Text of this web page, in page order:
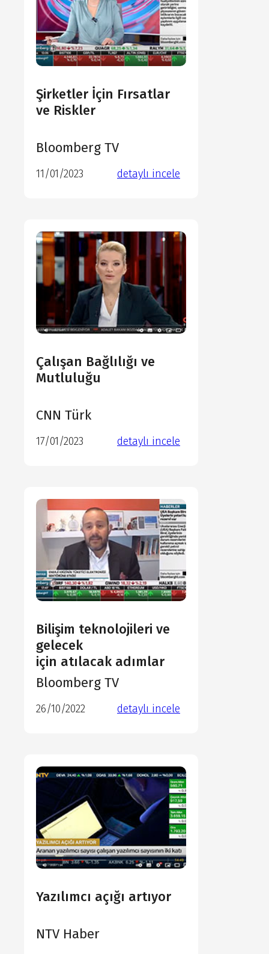
Şirketler İçin Fırsatlar
ve Riskler
Bloomberg TV
11/01/2023 detaylı incele
Çalışan Bağlılığı ve
Mutluluğu
CNN Türk
17/01/2023 detaylı incele
Bilişim teknolojileri ve
gelecek
için atılacak adımlar
Bloomberg TV
26/10/2022 detaylı incele
Yazılımcı açığı artıyor
NTV Haber
detaylı incele
detaylı incele
detaylı incele
detaylı incele